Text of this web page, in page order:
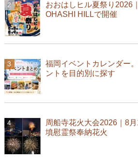
おおはしヒル夏祭り2026
OHASHI HILLで開催
福岡イベントカレンダー
ントを目的別に探す
周船寺花火大会2026｜8
墳慰霊祭奉納花火